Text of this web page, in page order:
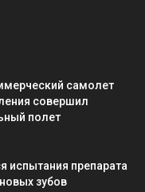
самолет
совершил
полет
испытания препарата
зубов